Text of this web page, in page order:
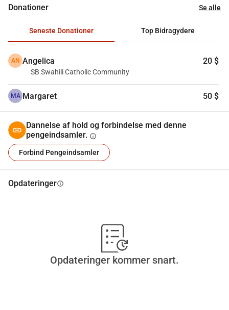
grundlæggende driftsomkostninger, der gør det muligt for
gave, uanset om den er engangs eller tilbagevendende,
synlig, støttende tilstedeværelse for katolikker af afrikansk
afstamning i bispedømmet.
Donationer Se alle
Seneste Donationer Top Bidragydere
AN Angelica 20 $
SB Swahili Catholic Community
MA Margaret 50 $
Dannelse af hold og forbindelse med denne
pengeindsamler. info
Forbind Pengeindsamler
Opdateringerinfo
Opdateringer kommer snart.